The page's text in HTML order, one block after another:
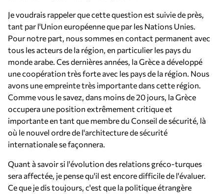
Je voudrais rappeler que cette question est suivie de près,
tant par l'Union européenne que par les Nations Unies.
Pour notre part, nous sommes en contact permanent avec
tous les acteurs de la région, en particulier les pays du
monde arabe. Ces dernières années, la Grèce a développé
une coopération très forte avec les pays de la région. Nous
avons une empreinte très importante dans cette région.
Comme vous le savez, dans moins de 20 jours, la Grèce
occupera une position extrêmement critique et
importante en tant que membre du Conseil de sécurité, là
où le nouvel ordre de l'architecture de sécurité
internationale se façonnera.
Quant à savoir si l'évolution des relations gréco-turques
sera affectée, je pense qu'il est encore difficile de l'évaluer.
Ce que je dis toujours, c'est que la politique étrangère